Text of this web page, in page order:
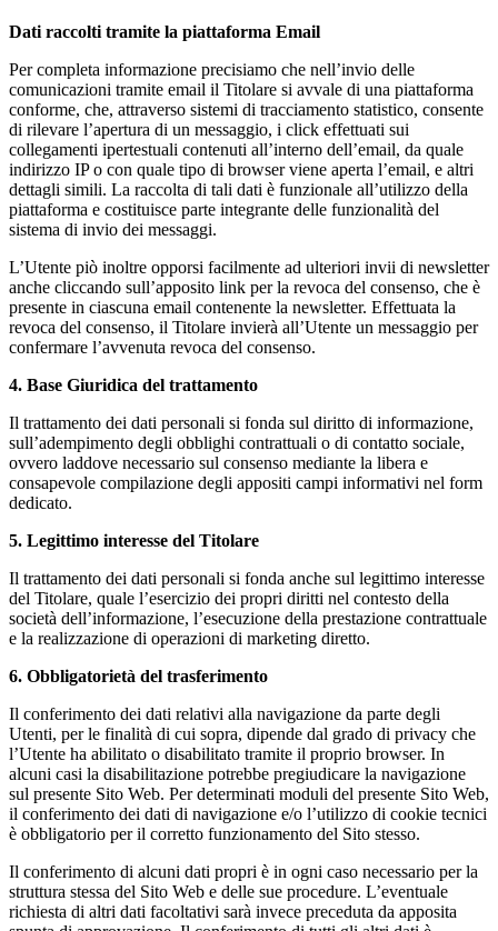
Dati raccolti tramite la piattaforma Email
Per completa informazione precisiamo che nell’invio delle
comunicazioni tramite email il Titolare si avvale di una piattaforma
conforme, che, attraverso sistemi di tracciamento statistico, consente
di rilevare l’apertura di un messaggio, i click effettuati sui
collegamenti ipertestuali contenuti all’interno dell’email, da quale
indirizzo IP o con quale tipo di browser viene aperta l’email, e altri
dettagli simili. La raccolta di tali dati è funzionale all’utilizzo della
piattaforma e costituisce parte integrante delle funzionalità del
sistema di invio dei messaggi.
L’Utente piò inoltre opporsi facilmente ad ulteriori invii di newsletter
anche cliccando sull’apposito link per la revoca del consenso, che è
presente in ciascuna email contenente la newsletter. Effettuata la
revoca del consenso, il Titolare invierà all’Utente un messaggio per
confermare l’avvenuta revoca del consenso.
4. Base Giuridica del trattamento
Il trattamento dei dati personali si fonda sul diritto di informazione,
sull’adempimento degli obblighi contrattuali o di contatto sociale,
ovvero laddove necessario sul consenso mediante la libera e
consapevole compilazione degli appositi campi informativi nel form
dedicato.
5. Legittimo interesse del Titolare
Il trattamento dei dati personali si fonda anche sul legittimo interesse
del Titolare, quale l’esercizio dei propri diritti nel contesto della
società dell’informazione, l’esecuzione della prestazione contrattuale
e la realizzazione di operazioni di marketing diretto.
6. Obbligatorietà del trasferimento
Il conferimento dei dati relativi alla navigazione da parte degli
Utenti, per le finalità di cui sopra, dipende dal grado di privacy che
l’Utente ha abilitato o disabilitato tramite il proprio browser. In
alcuni casi la disabilitazione potrebbe pregiudicare la navigazione
sul presente Sito Web. Per determinati moduli del presente Sito Web,
il conferimento dei dati di navigazione e/o l’utilizzo di cookie tecnici
è obbligatorio per il corretto funzionamento del Sito stesso.
Il conferimento di alcuni dati propri è in ogni caso necessario per la
struttura stessa del Sito Web e delle sue procedure. L’eventuale
richiesta di altri dati facoltativi sarà invece preceduta da apposita